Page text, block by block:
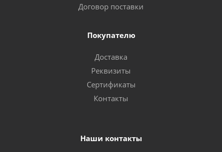
Договор поставки
Покупателю
Доставка
Реквизиты
Сертификаты
Контакты
Наши контакты